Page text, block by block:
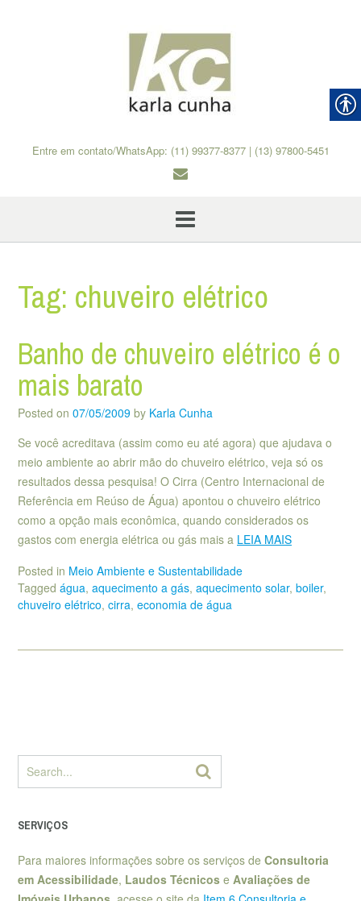
Entre em contato/WhatsApp: (11) 99377-8377 | (13) 97800-5451
Tag: chuveiro elétrico
Banho de chuveiro elétrico é o
mais barato
Posted on 07/05/2009 by Karla Cunha
Se você acreditava (assim como eu até agora) que ajudava o
meio ambiente ao abrir mão do chuveiro elétrico, veja só os
resultados dessa pesquisa! O Cirra (Centro Internacional de
Referência em Reúso de Água) apontou o chuveiro elétrico
como a opção mais econômica, quando considerados os
gastos com energia elétrica ou gás mais a LEIA MAIS
Posted in Meio Ambiente e Sustentabilidade
Tagged água, aquecimento a gás, aquecimento solar, boiler,
chuveiro elétrico, cirra, economia de água
SERVIÇOS
Para maiores informações sobre os serviços de Consultoria
em Acessibilidade, Laudos Técnicos e Avaliações de